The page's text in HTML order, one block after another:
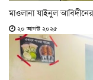
মাওলানা যাইনুল
২০ আগস্ট ২০২৫